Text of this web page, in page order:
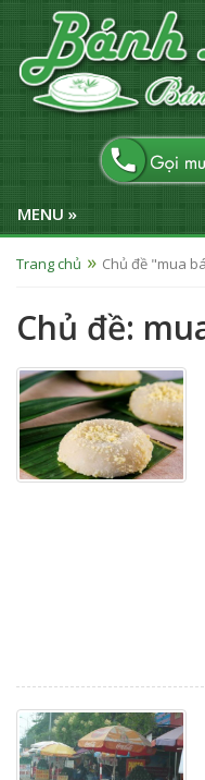
MENU »
Trang chủ Chủ đề "mua
Chủ đề: